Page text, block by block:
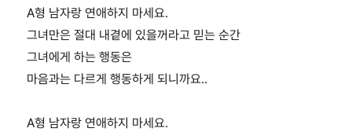
A형 남자랑 연애하지 마세요.
그녀만은 절대 내곁에 있을꺼라고 믿는 순간
그녀에게 하는 행동은
마음과는 다르게 행동하게 되니까요..
A형 남자랑 연애하지 마세요.